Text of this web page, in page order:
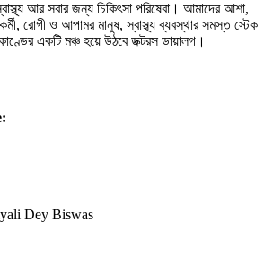
আর সবার জন্য চিকিৎসা পরিষেবা। আমাদের আশা,
রোগী ও আপামর মানুষ, স্বাস্থ্য ব্যবস্থার সমস্ত স্টেক
একটি মঞ্চ হয়ে উঠবে ডক্টরস ডায়ালগ।
Dey Biswas